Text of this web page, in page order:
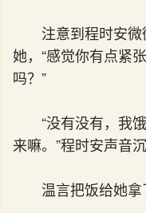
注意到程时安
她，“感觉你有点紧
吗？”
“没有没有，我
来嘛。”程时安声音沉
温言把饭给她拿